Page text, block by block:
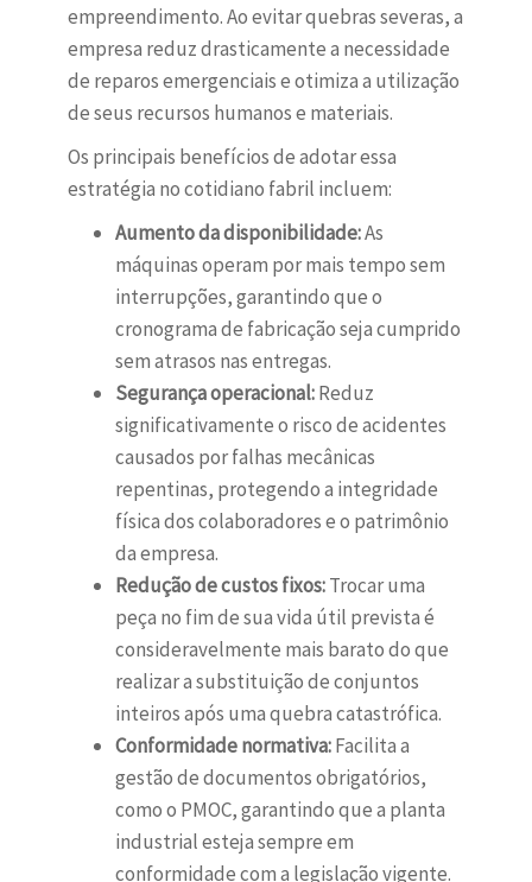
empreendimento. Ao evitar quebras severas, a
empresa reduz drasticamente a necessidade
de reparos emergenciais e otimiza a utilização
de seus recursos humanos e materiais.
Os principais benefícios de adotar essa
estratégia no cotidiano fabril incluem:
Aumento da disponibilidade:As
máquinas operam por mais tempo sem
interrupções, garantindo que o
cronograma de fabricação seja cumprido
sem atrasos nas entregas.
Segurança operacional:Reduz
significativamente o risco de acidentes
causados por falhas mecânicas
repentinas, protegendo a integridade
física dos colaboradores e o patrimônio
da empresa.
Redução de custos fixos:Trocar uma
peça no fim de sua vida útil prevista é
consideravelmente mais barato do que
realizar a substituição de conjuntos
inteiros após uma quebra catastrófica.
Conformidade normativa:Facilita a
gestão de documentos obrigatórios,
como o PMOC, garantindo que a planta
industrial esteja sempre em
conformidade com a legislação vigente.